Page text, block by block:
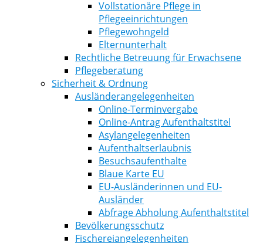
Vollstationäre Pflege in
Pflegeeinrichtungen
Pflegewohngeld
Elternunterhalt
Rechtliche Betreuung für Erwachsene
Pflegeberatung
Sicherheit & Ordnung
Ausländerangelegenheiten
Online-Terminvergabe
Online-Antrag Aufenthaltstitel
Asylangelegenheiten
Aufenthaltserlaubnis
Besuchsaufenthalte
Blaue Karte EU
EU-Ausländerinnen und EU-
Ausländer
Abfrage Abholung Aufenthaltstitel
Bevölkerungsschutz
Fischereiangelegenheiten